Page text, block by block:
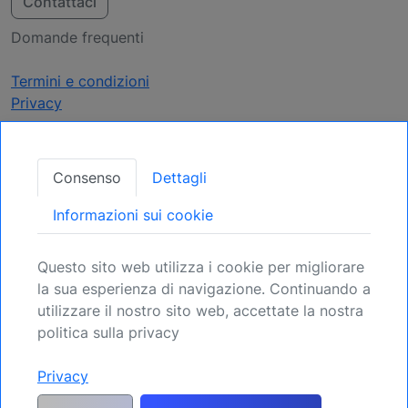
Domande frequenti
Termini e condizioni
Privacy
Ricevi Aggiornamenti
Assicuratevi la vostra posizione: Registratevi
per le prossime opportunità.
Registrati
MyIndicators.ch esclude espressamente qualsiasi responsabilità per i rischi
Consenso Dettagli
Informazioni sui cookie
Questo sito web utilizza i cookie per migliorare
la sua esperienza di navigazione. Continuando a
utilizzare il nostro sito web, accettate la nostra
politica sulla privacy
Privacy